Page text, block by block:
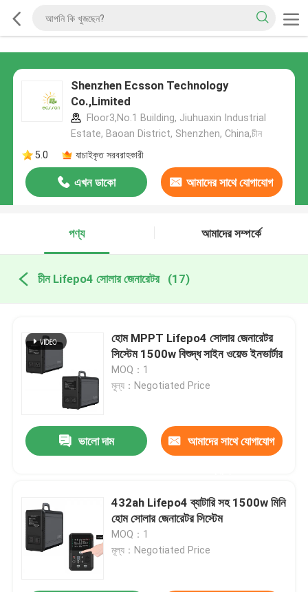
Shenzhen Ecsson Technology
Co.,Limited
Floor3,No.1 Building, Jiuhuaxin Industrial
Estate, Baoan District, Shenzhen, China,চীন
5.0
যাচাইকৃত সরবরাহকারী
এখন ডাকো আমাদের সাথে যোগাযোগ
পণ্য
আমাদের সম্পর্কে
চীন Lifepo4 সোলার জেনারেটর (17)
হোম MPPT Lifepo4 সোলার জেনারেটর
সিস্টেম 1500w বিশুদ্ধ সাইন ওয়েভ ইনভার্টার
MOQ：1
মূল্য：Negotiated Price
ভালো দাম আমাদের সাথে যোগাযোগ
432ah Lifepo4 ব্যাটারি সহ 1500w মিনি
হোম সোলার জেনারেটর সিস্টেম
MOQ：1
মূল্য：Negotiated Price